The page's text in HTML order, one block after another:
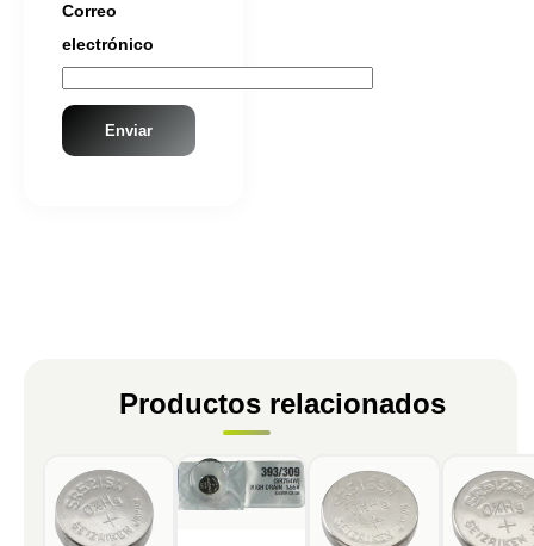
Correo
electrónico
Productos relacionados